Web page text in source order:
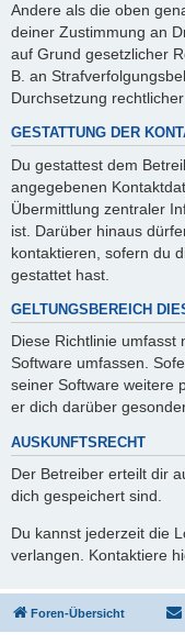
Andere als die oben
deiner Zustimmung an
auf Grund gesetzlicher
B. an
Durchsetzung
GESTATTUNG DER
Du gestattest dem
angegebenen
Übermittlung zentraler
ist. Darüber hinaus
kontaktieren, sofern du
gestattet hast.
GELTUNGSBEREICH
Diese Richtlinie umfasst
Software umfassen.
seiner Software weitere
er dich darüber
AUSKUNFTSRECHT
Der Betreiber erteilt dir
dich gespeichert sind.
Du kannst jederzeit die
verlangen. Kontaktiere
Foren-Übersicht